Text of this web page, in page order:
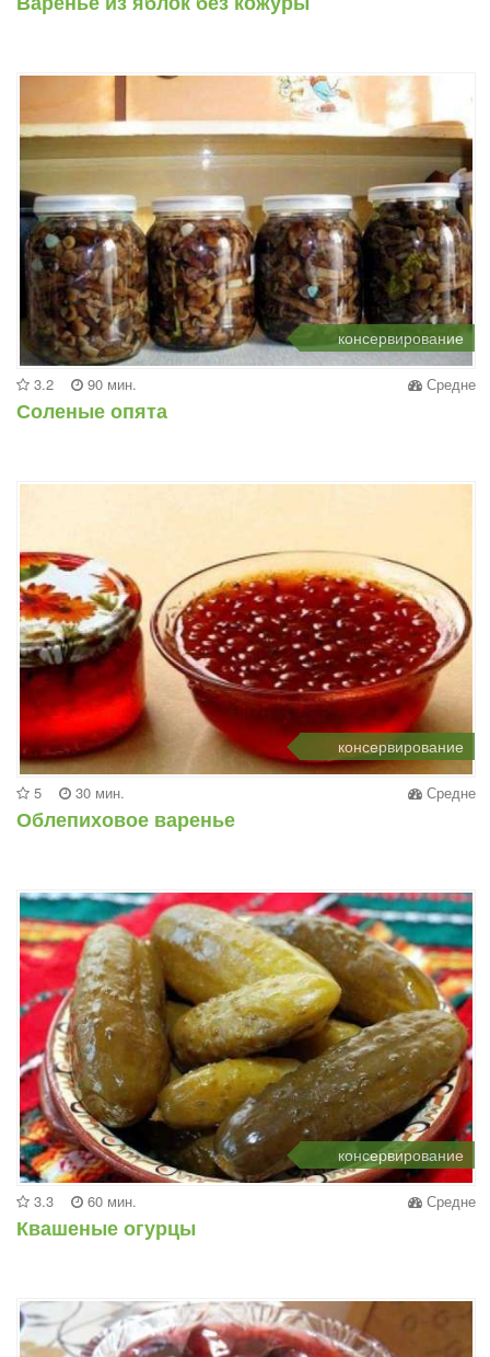
консервирование
3.2 90 мин. Средне
Соленые опята
консервирование
5 30 мин. Средне
Облепиховое варенье
консервирование
3.3 60 мин. Средне
Квашеные огурцы